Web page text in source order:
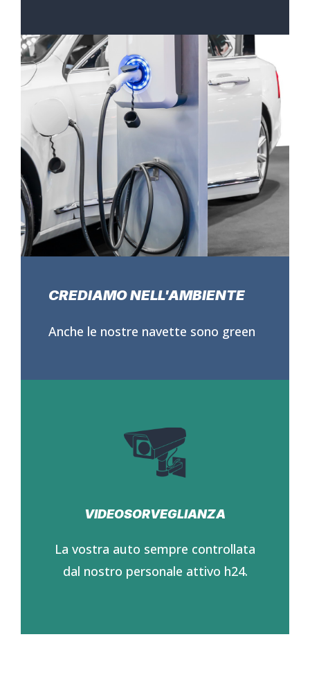
CREDIAMO NELL'AMBIENTE
Anche le nostre navette sono green
VIDEOSORVEGLIANZA
La vostra auto sempre controllata
dal nostro personale attivo h24.